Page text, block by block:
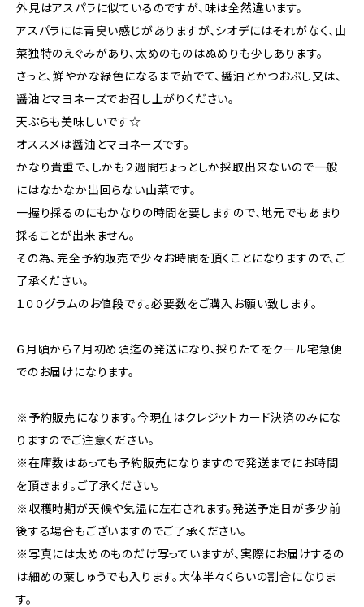
外見はアスパラに似ているのですが、味は全然違います。
アスパラには青臭い感じがありますが、シオデにはそれがなく、山
菜独特のえぐみがあり、太めのものはぬめりも少しあります。
さっと、鮮やかな緑色になるまで茹でて、醤油とかつおぶし又は、
醤油とマヨネーズでお召し上がりください。
天ぷらも美味しいです☆
オススメは醤油とマヨネーズです。
かなり貴重で、しかも２週間ちょっとしか採取出来ないので一般
にはなかなか出回らない山菜です。
一握り採るのにもかなりの時間を要しますので、地元でもあまり
採ることが出来ません。
その為、完全予約販売で少々お時間を頂くことになりますので、ご
了承ください。
１００グラムのお値段です。必要数をご購入お願い致します。
６月頃から７月初め頃迄の発送になり、採りたてをクール宅急便
でのお届けになります。
※予約販売になります。今現在はクレジットカード決済のみにな
りますのでご注意ください。
※在庫数はあっても予約販売になりますので発送までにお時間
を頂きます。ご了承ください。
※収穫時期が天候や気温に左右されます。発送予定日が多少前
後する場合もございますのでご了承ください。
※写真には太めのものだけ写っていますが、実際にお届けするの
は細めの葉しゅうでも入ります。大体半々くらいの割合になりま
す。